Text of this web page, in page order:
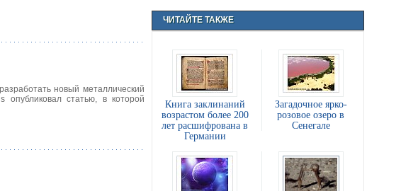
новый металлический
опубликовал статью, в которой
ЧИТАЙТЕ ТАКЖЕ
Книга заклинаний
возрастом более 200
лет расшифрована в
Германии
Загадочное ярко-
розовое озеро в
Сенегале